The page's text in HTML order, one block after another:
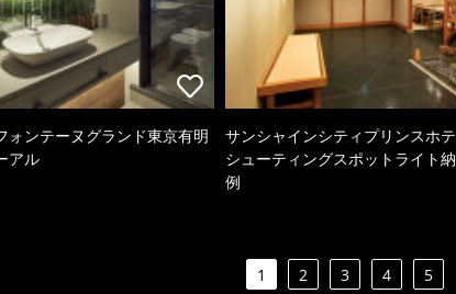
ォンテーヌグランド東京有明
アル
サンシャインシティプリンスホ
シューティングスポットライト
例
1 2 3 4 5